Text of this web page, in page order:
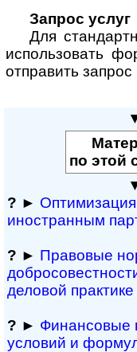
Запрос услуг
Для
использовать
отправить запрос
по этой
? ► Оптимизация
иностранным
? ► Правовые
деловой практике
? ► Финансовые
условий и